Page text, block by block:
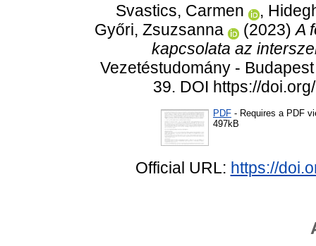
Svastics, Carmen ,
Győri, Zsuzsanna
(2023)A
kapcsolata az
Vezetéstudomány -
39. DOI https://
PDF - Requires a PDF
497kB
Official URL: https://